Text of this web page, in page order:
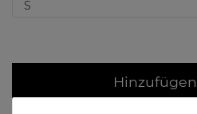
Hinzufügen